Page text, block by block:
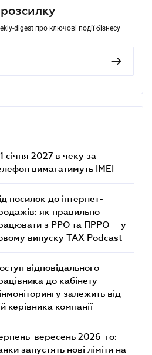
digest про ключові події бізнесу
січня 2027 в чеку за
вимагатимуть IMEI
посилок до інтернет-
як правильно
з РРО та ПРРО – у
випуску TAX Podcast
відповідального
до кабінету
залежить від
керівника компанії
вересень 2026-го:
запустять нові ліміти на